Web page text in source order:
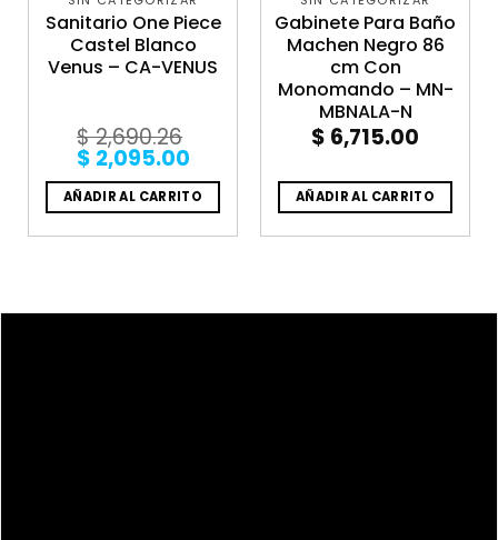
Sanitario One Piece
Castel Blanco
Venus – CA-VENUS
$2,690.26
Original
price
was:
$ 2,690.26.
$ 2,095.00Current
price
is:
$ 2,095.00.
AÑADIR AL CARRITO
Gabinete Para Baño
Machen Negro 86
cm Con
Monomando – MN-
MBNALA-N
$ 6,715.00
AÑADIR AL CARRITO